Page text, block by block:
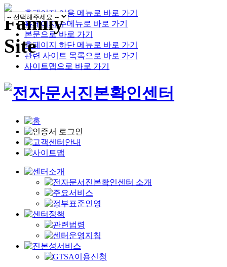
홈페이지 이용 메뉴로 바로 가기
홈페이지 주메뉴로 바로 가기
본문으로 바로 가기
홈페이지 하단 메뉴로 바로 가기
관련 사이트 목록으로 바로 가기
사이트맵으로 바로 가기